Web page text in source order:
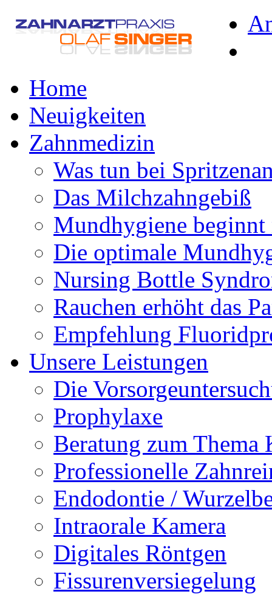
Home
Neuigkeiten
Zahnmedizin
Was tun bei
Das Milchzahngebiß
Mundhygiene beginnt
Die optimale
Nursing Bottle
Rauchen erhöht das
Empfehlung
Unsere Leistungen
Die
Prophylaxe
Beratung zum Thema
Professionelle
Endodontie /
Intraorale Kamera
Digitales Röntgen
Fissurenversiegelung